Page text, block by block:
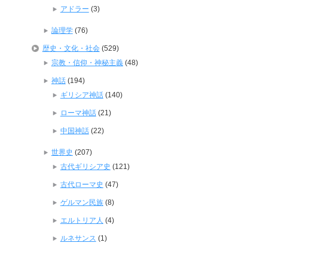
アドラー (3)
論理学(76)
歴史・文化・社会(529)
宗教・信仰・神秘主義(48)
神話(194)
ギリシア神話(140)
ローマ神話(21)
中国神話(22)
世界史 (207)
古代ギリシア史 (121)
古代ローマ史 (47)
ゲルマン民族(8)
エルトリア人 (4)
ルネサンス (1)